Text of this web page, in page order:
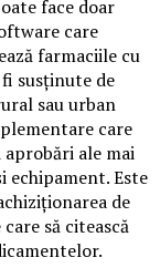
face doar
care
farmaciile cu
susţinute de
sau urban
care
ale mai
echipament. Este
de
să citească